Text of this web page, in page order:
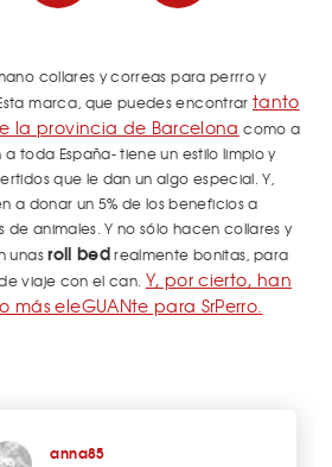
collares y correas para perrro y
marca, que puedes encontrar tanto
la provincia de Barcelona como a
toda España- tiene un estilo limpio y
que le dan un algo especial. Y,
a donar un 5% de los beneficios a
animales. Y no sólo hacen collares y
unasroll bedrealmente bonitas, para
viaje con el can. Y, por cierto, han
eleGUANte para SrPerro.
anna85